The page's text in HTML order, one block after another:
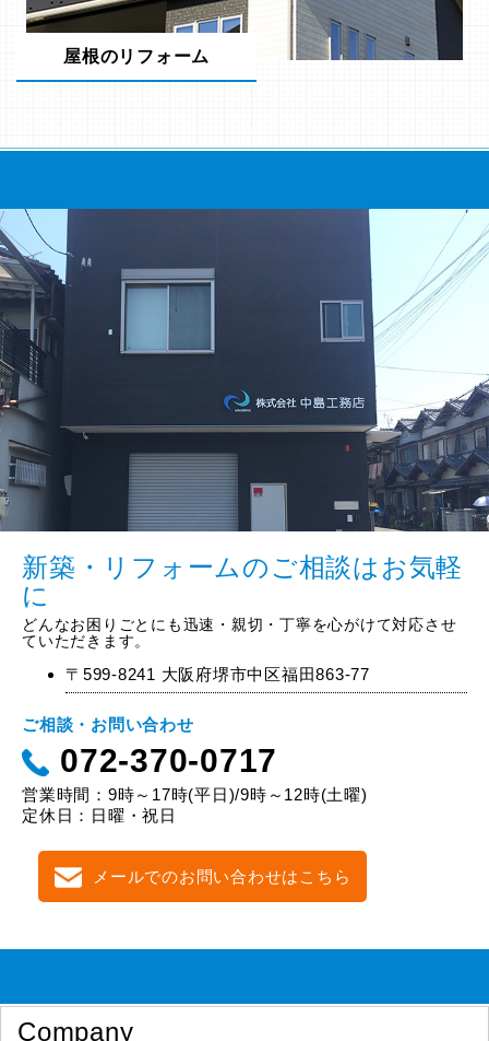
屋根のリフォーム
新築・リフォームのご相談はお気軽
に
どんなお困りごとにも迅速・親切・丁寧を心がけて対応させ
ていただきます。
〒599-8241 大阪府堺市中区福田863-77
ご相談・お問い合わせ
072-370-0717
営業時間：9時～17時(平日)/9時～12時(土曜)
定休日：日曜・祝日
メールでのお問い合わせはこちら
Company